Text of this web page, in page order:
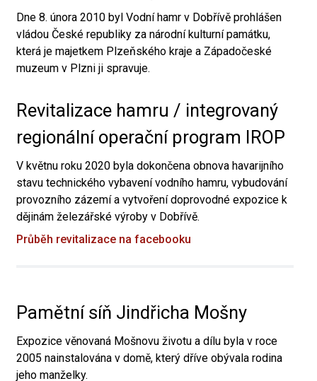
Dne 8. února 2010 byl Vodní hamr v Dobřívě prohlášen
vládou České republiky za národní kulturní památku,
která je majetkem Plzeňského kraje a Západočeské
muzeum v Plzni ji spravuje.
Revitalizace hamru / integrovaný
regionální operační program IROP
V květnu roku 2020 byla dokončena obnova havarijního
stavu technického vybavení vodního hamru, vybudování
provozního zázemí a vytvoření doprovodné expozice k
dějinám železářské výroby v Dobřívě.
Průběh revitalizace na facebooku
Pamětní síň Jindřicha Mošny
Expozice věnovaná Mošnovu životu a dílu byla v roce
2005 nainstalována v domě, který dříve obývala rodina
jeho manželky.